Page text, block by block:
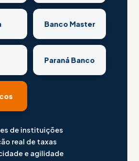
Banco Master
Paraná Banco
de instituições
real de taxas
e agilidade